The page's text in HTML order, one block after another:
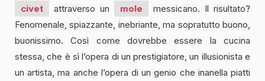
civet
attraverso un mole
messicano. Il risultato?
Fenomenale, spiazzante, inebriante, ma sopratutto buono,
buonissimo. Così come dovrebbe essere la cucina
stessa, che è sì l’opera di un prestigiatore, un illusionista e
un artista, ma anche l’opera di un genio che inanella piatti